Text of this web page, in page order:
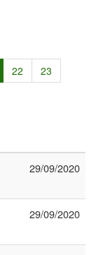
22
23
29/09/2020
29/09/2020